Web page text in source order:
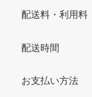
配送料・利用料
配送時間
お支払い方法